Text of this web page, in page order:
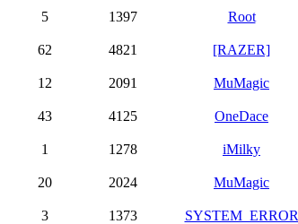
5 1397 Root
62 4821 [RAZER]
12 2091 MuMagic
43 4125 OneDace
1 1278 iMilky
20 2024 MuMagic
3 1373 SYSTEM_ERROR